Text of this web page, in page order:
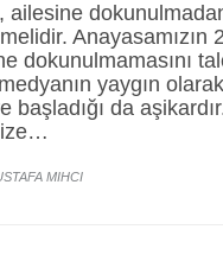
ailesine
dokunulmamasını
yaygın
başladığı da
MIHCI